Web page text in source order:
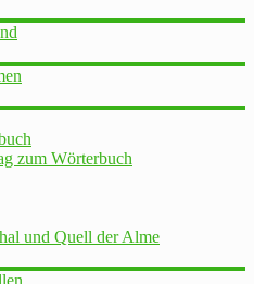
zum Wörterbuch
und Quell der Alme